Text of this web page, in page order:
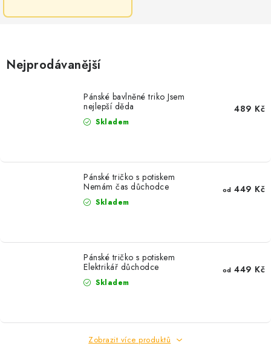
Nejprodávanější
Pánské bavlněné triko Jsem
nejlepší děda
Skladem
489 Kč
Pánské tričko s potiskem
Nemám čas důchodce
Skladem
od 449 Kč
Pánské tričko s potiskem
Elektrikář důchodce
Skladem
od 449 Kč
Zobrazit více produktů